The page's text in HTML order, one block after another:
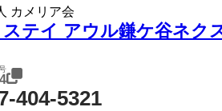
カメリア会
テイ アウル鎌ケ谷ネク
404-5321